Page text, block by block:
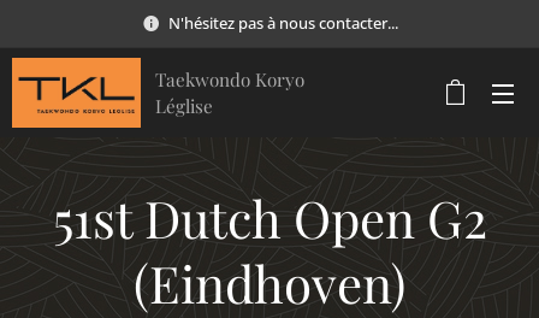
N'hésitez pas à nous contacter...
Taekwondo Koryo
Léglise
51st Dutch Open G2
(Eindhoven)